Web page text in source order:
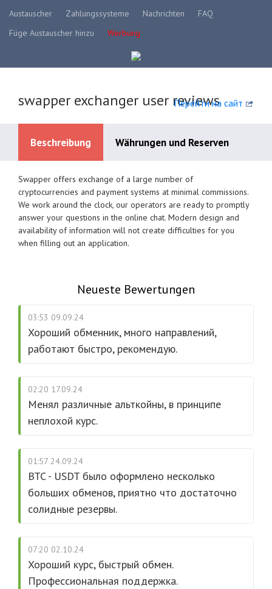
Austauscher Zahlungssysteme Nachrichten
FAQ
Füge Austauscher hinzu
Werbung
Перейти на сайт
swapper exchanger user reviews
Beschreibung Währungen und Reserven
Verfügbare Zahlungssysteme
Swapper offers exchange of a large number of
cryptocurrencies and payment systems at minimal commissions.
We work around the clock, our operators are ready to promptly
answer your questions in the online chat. Modern design and
availability of information will not create difficulties for you
when filling out an application.
Neueste Bewertungen
03:53 09.09.24
Хороший обменник, много направлений,
работают быстро, рекомендую.
02:20 17.09.24
Менял различные альткойны, в принципе
неплохой курс.
01:57 24.09.24
BTC - USDT было оформлено несколько
больших обменов, приятно что достаточно
солидные резервы.
07:20 02.10.24
Хороший курс, быстрый обмен.
Профессиональная поддержка.